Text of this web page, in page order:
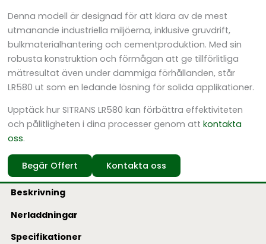
Denna modell är designad för att klara av de mest
utmanande industriella miljöerna, inklusive gruvdrift,
bulkmaterialhantering och cementproduktion. Med sin
robusta konstruktion och förmågan att ge tillförlitliga
mätresultat även under dammiga förhållanden, står
LR580 ut som en ledande lösning för solida applikationer.
Upptäck hur SITRANS LR580 kan förbättra effektiviteten
och pålitligheten i dina processer genom attkontakta
oss.
Begär Offert Kontakta oss
Beskrivning
Nerladdningar
Specifikationer